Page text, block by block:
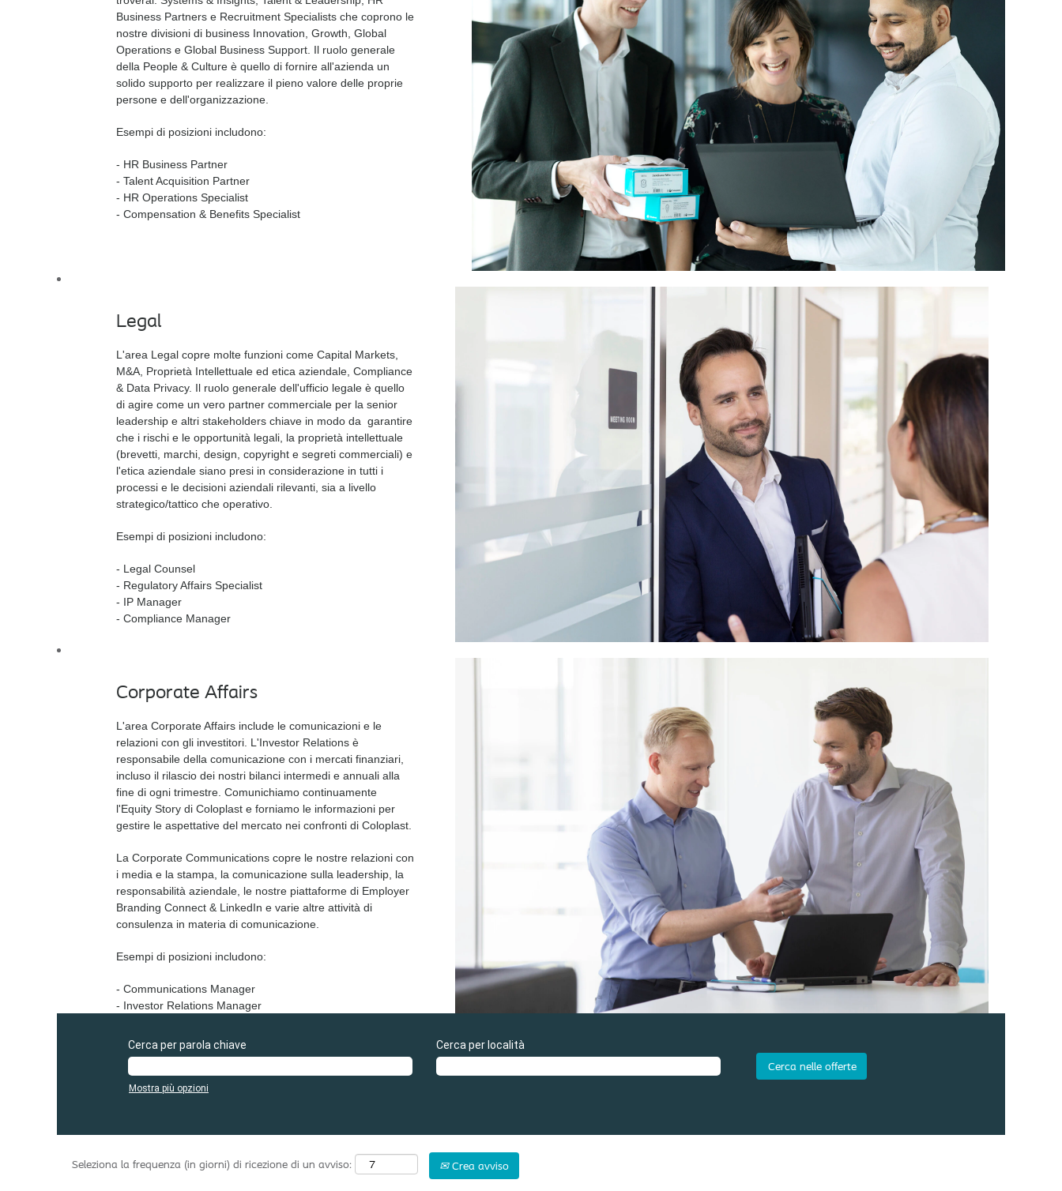
Business Partners e Recruitment Specialists che coprono le
nostre divisioni di business Innovation, Growth, Global
Operations e Global Business Support. Il ruolo generale
della People & Culture è quello di fornire all'azienda un
solido supporto per realizzare il pieno valore delle proprie
persone e dell'organizzazione.
Esempi di posizioni includono:
- HR Business Partner
- Talent Acquisition Partner
- HR Operations Specialist​
- Compensation & Benefits Specialist​
Legal
L'area Legal copre molte funzioni come Capital Markets,
M&A, Proprietà Intellettuale ed etica aziendale, Compliance
& Data Privacy. Il ruolo generale dell'ufficio legale è quello
di agire come un vero partner commerciale per la senior
leadership e altri stakeholders chiave in modo da garantire
che i rischi e le opportunità legali, la proprietà intellettuale
(brevetti, marchi, design, copyright e segreti commerciali) e
l'etica aziendale siano presi in considerazione in tutti i
processi e le decisioni aziendali rilevanti, sia a livello
strategico/tattico che operativo.
Esempi di posizioni includono:
- Legal Counsel ​
- Regulatory Affairs Specialist​
- IP Manager ​
- Compliance Manager
Corporate Affairs​
L'area Corporate Affairs include le comunicazioni e le
relazioni con gli investitori. L'Investor Relations è
responsabile della comunicazione con i mercati finanziari,
incluso il rilascio dei nostri bilanci intermedi e annuali alla
fine di ogni trimestre. Comunichiamo continuamente
l'Equity Story di Coloplast e forniamo le informazioni per
gestire le aspettative del mercato nei confronti di Coloplast.
La Corporate Communications copre le nostre relazioni con
i media e la stampa, la comunicazione sulla leadership, la
responsabilità aziendale, le nostre piattaforme di Employer
Branding Connect & LinkedIn e varie altre attività di
consulenza in materia di comunicazione.
Esempi di posizioni includono:
- Communications Manager​
- Investor Relations Manager
Cerca per parola chiave Cerca per località
Mostra più opzioni
Seleziona la frequenza (in giorni) di ricezione di un avviso: Crea avviso